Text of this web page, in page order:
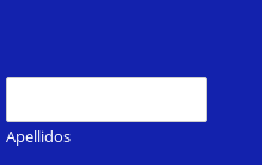
Apellidos